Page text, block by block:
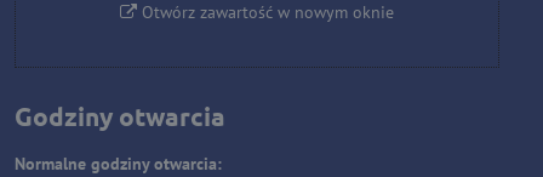
Otwórz zawartość w nowym oknie
Godziny otwarcia
Normalne godziny otwarcia: